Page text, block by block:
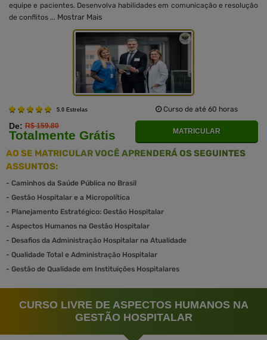
equipe e pacientes. Desenvolva habilidades em comunicação e resolução
de conflitos ... Mostrar Mais
5.0 Estrelas Curso de até 60 horas
De: R$ 159.80
Totalmente Grátis MATRICULAR
AO SE MATRICULAR VOCÊ APRENDERÁ OS SEGUINTES
ASSUNTOS:
- Caminhos da Saúde Pública no Brasil
- Gestão Hospitalar e a Micropolítica
- Planejamento Estratégico: Gestão Hospitalar
- Aspectos Humanos na Gestão Hospitalar
- Desafios da Administração Hospitalar na Atualidade
- Qualidade Total e Administração Hospitalar
- Gestão de Qualidade em Instituições Hospitalares
CURSO LIVRE DE ASPECTOS HUMANOS NA
GESTÃO HOSPITALAR